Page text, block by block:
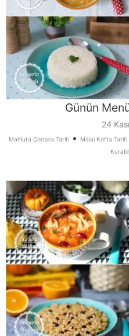
Günün
24
Mahluta Çorbası Tarifi • Malai Kofta Tarifi